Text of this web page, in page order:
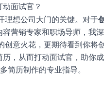
面试官？
理想公司大门的关键。对于
营销专家和职场导师，我
创意火花，更期待看到你将
，从而打动面试官，助你
简历制作的专业指导。